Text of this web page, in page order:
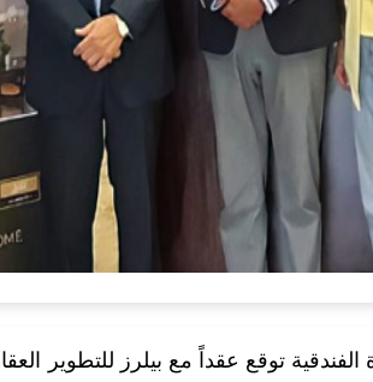
الفندقية توقع عقداً مع بيلرز للتطوير